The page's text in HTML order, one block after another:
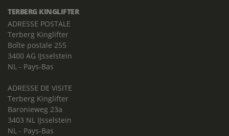
TERBERG KINGLIFTER
ADRESSE POSTALE
Terberg Kinglifter
Boîte postale 255
3400 AG IJsselstein
NL - Pays-Bas
ADRESSE DE VISITE
Terberg Kinglifter
Baronieweg 23a
3403 NL IJsselstein
NL - Pays-Bas